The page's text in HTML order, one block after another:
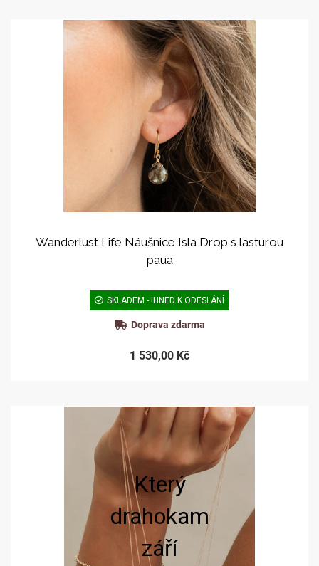
Wanderlust Life Náušnice Isla Drop s lasturou
paua
SKLADEM - IHNED K ODESLÁNÍ
Doprava zdarma
1 530,00 Kč
Který
drahokam
září